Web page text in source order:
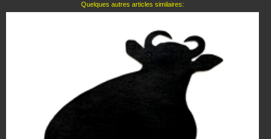
Quelques autres articles similaires: